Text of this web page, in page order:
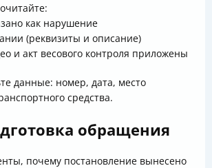
как нарушение
(реквизиты и описание)
и акт весового контроля приложены
данные: номер, дата, место
средства.
обращения
почему постановление вынесено